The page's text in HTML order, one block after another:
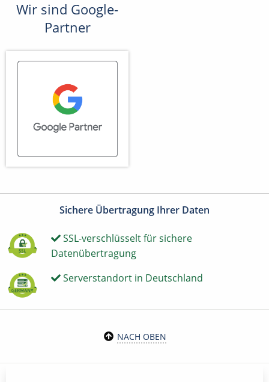
Wir sind Google-
Partner
Sichere Übertragung Ihrer Daten
SSL-verschlüsselt für sichere
Datenübertragung
Serverstandort in Deutschland
NACH OBEN